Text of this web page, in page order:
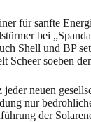
für sanfte
bei
Shell und BP
Scheer soeben
neuen
nur
der